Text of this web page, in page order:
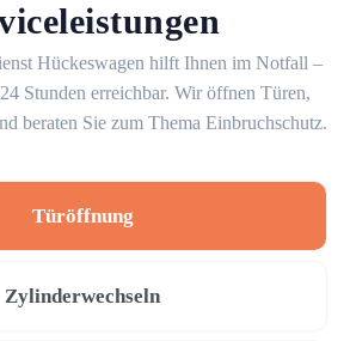
Hückeswagen hilft Ihnen im Notfall –
Stunden erreichbar. Wir öffnen Türen,
beraten Sie zum Thema Einbruchschutz.
Türöffnung
Zylinderwechseln